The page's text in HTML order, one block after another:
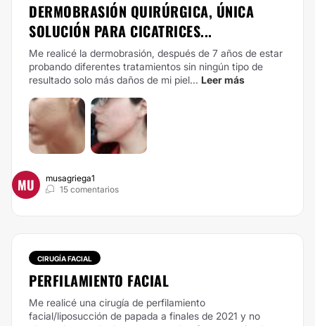
DERMOBRASIÓN QUIRÚRGICA, ÚNICA
SOLUCIÓN PARA CICATRICES...
Me realicé la dermobrasión, después de 7 años de estar
probando diferentes tratamientos sin ningún tipo de
resultado solo más daños de mi piel... Leer más
MU
musagriega1
15 comentarios
CIRUGÍA FACIAL
PERFILAMIENTO FACIAL
Me realicé una cirugía de perfilamiento
facial/liposucción de papada a finales de 2021 y no